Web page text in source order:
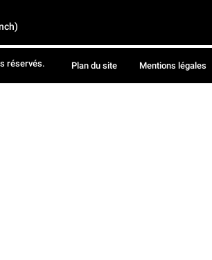
réservés. Plan du site Mentions légales